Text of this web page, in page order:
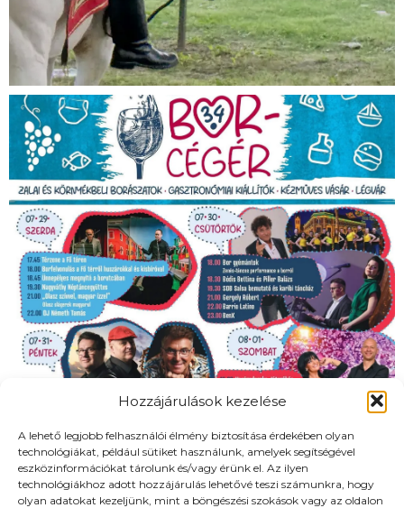
Hozzájárulások kezelése
A lehető legjobb felhasználói élmény biztosítása érdekében olyan
technológiákat, például sütiket használunk, amelyek segítségével
eszközinformációkat tárolunk és/vagy érünk el. Az ilyen
technológiákhoz adott hozzájárulás lehetővé teszi számunkra, hogy
olyan adatokat kezeljünk, mint a böngészési szokások vagy az oldalon